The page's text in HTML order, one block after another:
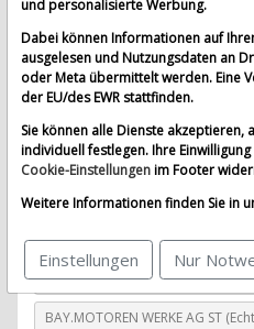
im Vergleich mit AIRBUS SE,
BAY.MOTOREN WERKE
Alle Aktien entfernen
ChargePoint Holdings (New York)
AIRBUS SE (Echtzeit Euro)
ALLIANZ SE NA O.N. (Echtzeit
BAY.MOTOREN WERKE AG ST
und personalisierte Werbung.
Dabei können Informationen auf
ausgelesen und Nutzungsdaten an
oder Meta übermittelt werden. Eine
der EU/des EWR stattfinden.
Sie können alle Dienste akzeptieren,
individuell festlegen. Ihre
Cookie-Einstellungenim Footer
Weitere Informationen finden Sie in
Einstellungen Nur